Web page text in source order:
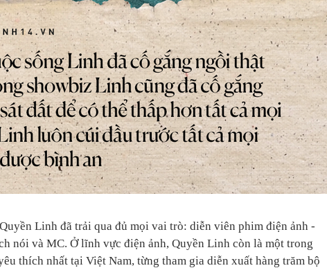
Linh đã trải qua đủ mọi vai trò: diễn viên phim điện ảnh -
nói và MC. Ở lĩnh vực điện ảnh, Quyền Linh còn là một trong
thích nhất tại Việt Nam, từng tham gia diễn xuất hàng trăm bộ